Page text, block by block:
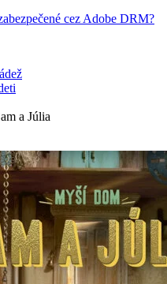
cez Adobe DRM?
a Júlia